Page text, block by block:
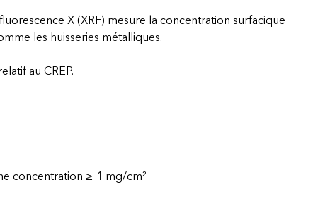
X (XRF) mesure la concentration surfacique
les huisseries métalliques.
au CREP.
concentration ≥ 1 mg/cm²